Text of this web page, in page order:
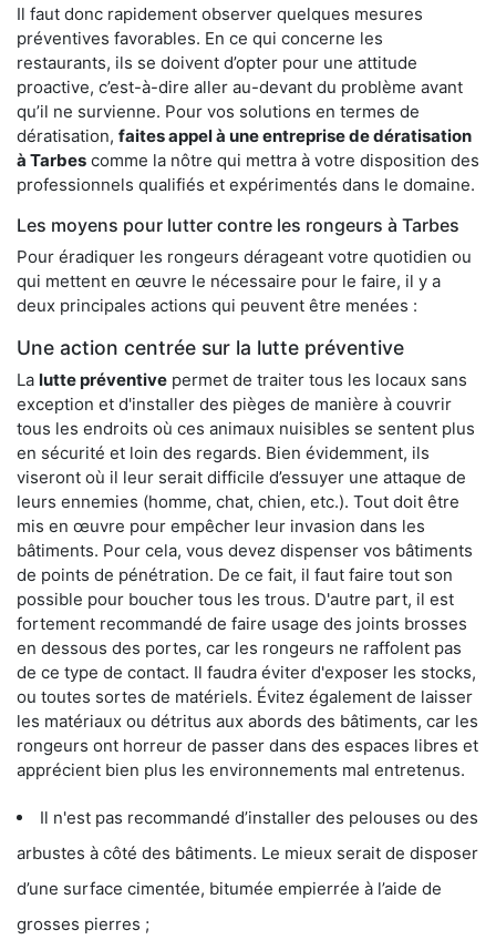
Il faut donc rapidement observer quelques mesures
préventives favorables. En ce qui concerne les
restaurants, ils se doivent d’opter pour une attitude
proactive, c’est-à-dire aller au-devant du problème avant
qu’il ne survienne. Pour vos solutions en termes de
dératisation, faites appel à une entreprise de dératisation
à Tarbes comme la nôtre qui mettra à votre disposition des
professionnels qualifiés et expérimentés dans le domaine.
Les moyens pour lutter contre les rongeurs à Tarbes
Pour éradiquer les rongeurs dérageant votre quotidien ou
qui mettent en œuvre le nécessaire pour le faire, il y a
deux principales actions qui peuvent être menées :
Une action centrée sur la lutte préventive
La lutte préventive permet de traiter tous les locaux sans
exception et d'installer des pièges de manière à couvrir
tous les endroits où ces animaux nuisibles se sentent plus
en sécurité et loin des regards. Bien évidemment, ils
viseront où il leur serait difficile d’essuyer une attaque de
leurs ennemies (homme, chat, chien, etc.). Tout doit être
mis en œuvre pour empêcher leur invasion dans les
bâtiments. Pour cela, vous devez dispenser vos bâtiments
de points de pénétration. De ce fait, il faut faire tout son
possible pour boucher tous les trous. D'autre part, il est
fortement recommandé de faire usage des joints brosses
en dessous des portes, car les rongeurs ne raffolent pas
de ce type de contact. Il faudra éviter d'exposer les stocks,
ou toutes sortes de matériels. Évitez également de laisser
les matériaux ou détritus aux abords des bâtiments, car les
rongeurs ont horreur de passer dans des espaces libres et
apprécient bien plus les environnements mal entretenus.
Il n'est pas recommandé d’installer des pelouses ou des
arbustes à côté des bâtiments. Le mieux serait de disposer
d’une surface cimentée, bitumée empierrée à l’aide de
grosses pierres ;